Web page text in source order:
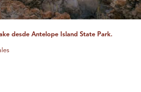
desde Antelope Island State Park.